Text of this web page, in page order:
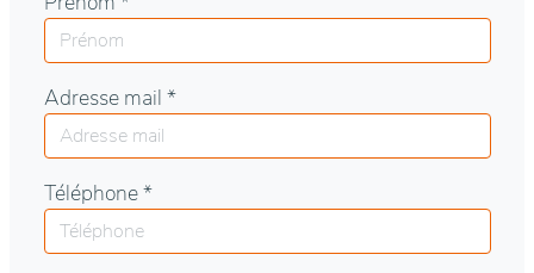
Adresse mail *
Téléphone *